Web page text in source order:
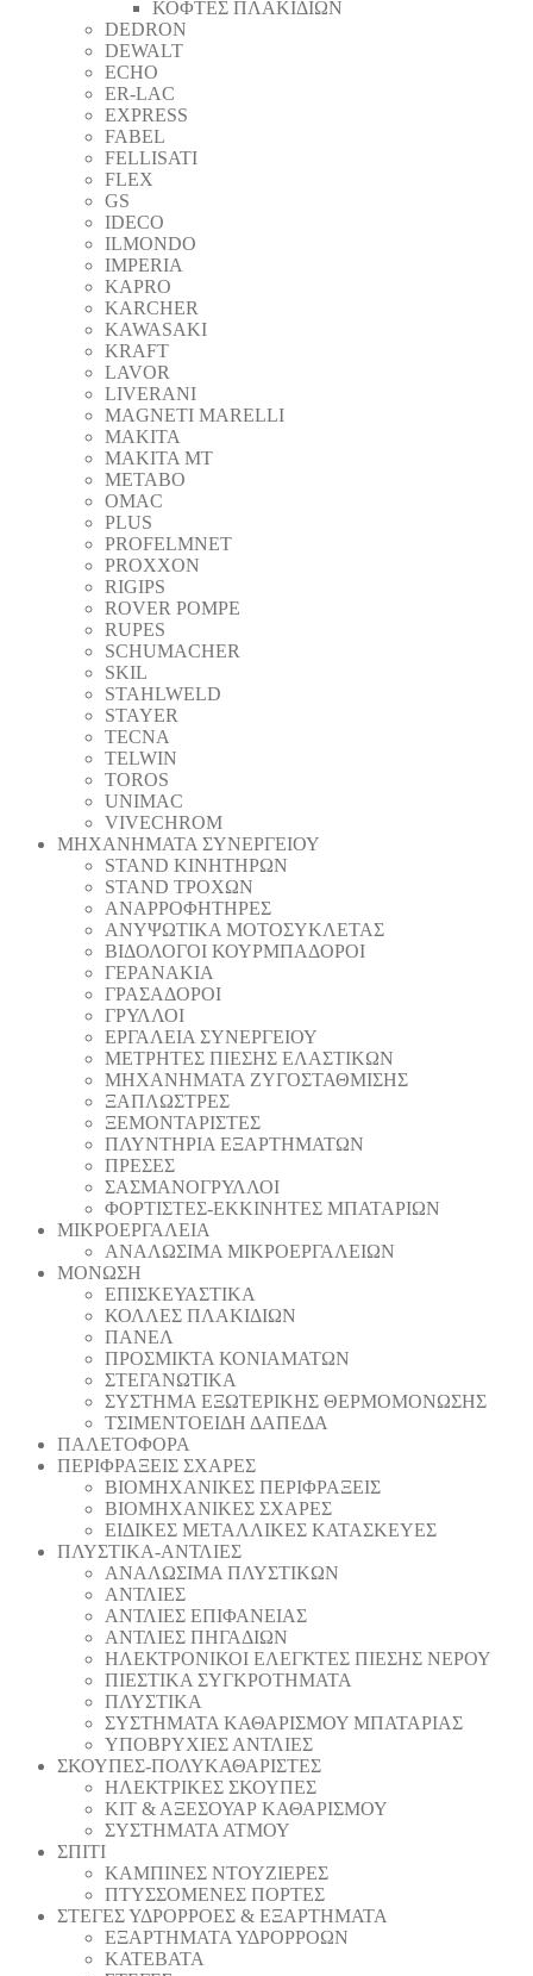
ΚΟΦΤΕΣ ΠΛΑΚΙΔΙΩΝ
DEDRON
DEWALT
ECHO
ER-LAC
EXPRESS
FABEL
FELLISATI
FLEX
GS
IDECO
ILMONDO
IMPERIA
KAPRO
KARCHER
KAWASAKI
KRAFT
LAVOR
LIVERANI
MAGNETI MARELLI
MAKITA
MAKITA MT
METABO
OMAC
PLUS
PROFELMNET
PROXXON
RIGIPS
ROVER POMPE
RUPES
SCHUMACHER
SKIL
STAHLWELD
STAYER
TECNA
TELWIN
TOROS
UNIMAC
VIVECHROM
ΜΗΧΑΝΗΜΑΤΑ ΣΥΝΕΡΓΕΙΟΥ
STAND ΚΙΝΗΤΗΡΩΝ
STAND ΤΡΟΧΩΝ
ΑΝΑΡΡΟΦΗΤΗΡΕΣ
ΑΝΥΨΩΤΙΚΑ ΜΟΤΟΣΥΚΛΕΤΑΣ
ΒΙΔΟΛΟΓΟΙ ΚΟΥΡΜΠΑΔΟΡΟΙ
ΓΕΡΑΝΑΚΙΑ
ΓΡΑΣΑΔΟΡΟΙ
ΓΡΥΛΛΟΙ
ΕΡΓΑΛΕΙΑ ΣΥΝΕΡΓΕΙΟΥ
ΜΕΤΡΗΤΕΣ ΠΙΕΣΗΣ ΕΛΑΣΤΙΚΩΝ
ΜΗΧΑΝΗΜΑΤΑ ΖΥΓΟΣΤΑΘΜΙΣΗΣ
ΞΑΠΛΩΣΤΡΕΣ
ΞΕΜΟΝΤΑΡΙΣΤΕΣ
ΠΛΥΝΤΗΡΙΑ ΕΞΑΡΤΗΜΑΤΩΝ
ΠΡΕΣΕΣ
ΣΑΣΜΑΝΟΓΡΥΛΛΟΙ
ΦΟΡΤΙΣΤΕΣ-ΕΚΚΙΝΗΤΕΣ ΜΠΑΤΑΡΙΩΝ
ΜΙΚΡΟΕΡΓΑΛΕΙΑ
ΑΝΑΛΩΣΙΜΑ ΜΙΚΡΟΕΡΓΑΛΕΙΩΝ
ΜΟΝΩΣΗ
ΕΠΙΣΚΕΥΑΣΤΙΚΑ
ΚΟΛΛΕΣ ΠΛΑΚΙΔΙΩΝ
ΠΑΝΕΛ
ΠΡΟΣΜΙΚΤΑ ΚΟΝΙΑΜΑΤΩΝ
ΣΤΕΓΑΝΩΤΙΚΑ
ΣΥΣΤΗΜΑ ΕΞΩΤΕΡΙΚΗΣ ΘΕΡΜΟΜΟΝΩΣΗΣ
ΤΣΙΜΕΝΤΟΕΙΔΗ ΔΑΠΕΔΑ
ΠΑΛΕΤΟΦΟΡΑ
ΠΕΡΙΦΡΑΞΕΙΣ ΣΧΑΡΕΣ
ΒΙΟΜΗΧΑΝΙΚΕΣ ΠΕΡΙΦΡΑΞΕΙΣ
ΒΙΟΜΗΧΑΝΙΚΕΣ ΣΧΑΡΕΣ
ΕΙΔΙΚΕΣ ΜΕΤΑΛΛΙΚΕΣ ΚΑΤΑΣΚΕΥΕΣ
ΠΛΥΣΤΙΚΑ-ΑΝΤΛΙΕΣ
ΑΝΑΛΩΣΙΜΑ ΠΛΥΣΤΙΚΩΝ
ΑΝΤΛΙΕΣ
ΑΝΤΛΙΕΣ ΕΠΙΦΑΝΕΙΑΣ
ΑΝΤΛΙΕΣ ΠΗΓΑΔΙΩΝ
ΗΛΕΚΤΡΟΝΙΚΟΙ ΕΛΕΓΚΤΕΣ ΠΙΕΣΗΣ ΝΕΡΟΥ
ΠΙΕΣΤΙΚΑ ΣΥΓΚΡΟΤΗΜΑΤΑ
ΠΛΥΣΤΙΚΑ
ΣΥΣΤΗΜΑΤΑ ΚΑΘΑΡΙΣΜΟΥ ΜΠΑΤΑΡΙΑΣ
ΥΠΟΒΡΥΧΙΕΣ ΑΝΤΛΙΕΣ
ΣΚΟΥΠΕΣ-ΠΟΛΥΚΑΘΑΡΙΣΤΕΣ
ΗΛΕΚΤΡΙΚΕΣ ΣΚΟΥΠΕΣ
ΚΙΤ & ΑΞΕΣΟΥΑΡ ΚΑΘΑΡΙΣΜΟΥ
ΣΥΣΤΗΜΑΤΑ ΑΤΜΟΥ
ΣΠΙΤΙ
ΚΑΜΠΙΝΕΣ ΝΤΟΥΖΙΕΡΕΣ
ΠΤΥΣΣΟΜΕΝΕΣ ΠΟΡΤΕΣ
ΣΤΕΓΕΣ ΥΔΡΟΡΡΟΕΣ & ΕΞΑΡΤΗΜΑΤΑ
ΕΞΑΡΤΗΜΑΤΑ ΥΔΡΟΡΡΟΩΝ
ΚΑΤΕΒΑΤΑ